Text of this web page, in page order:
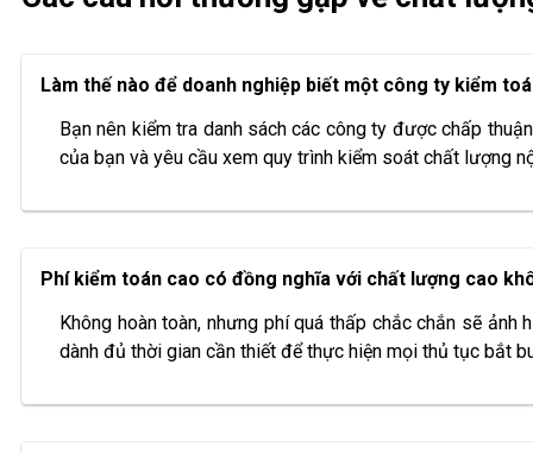
Làm thế nào để doanh nghiệp biết một công ty kiểm
Bạn nên kiểm tra danh sách các công ty được chấp
của bạn và yêu cầu xem quy trình kiểm soát chất lượng
Phí kiểm toán cao có đồng nghĩa với chất lượng cao
Không hoàn toàn, nhưng phí quá thấp chắc chắn sẽ
dành đủ thời gian cần thiết để thực hiện mọi thủ tục bắt